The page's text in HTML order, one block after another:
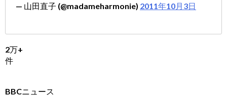
— 山田直子 (@madameharmonie) 2011年10月3日
2万+
件
BBCニュース